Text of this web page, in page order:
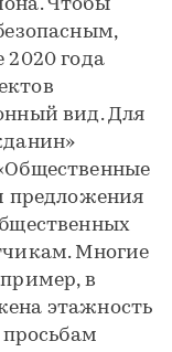
Чтобы
года
вид. Для
предложения
Многие
в
этажность